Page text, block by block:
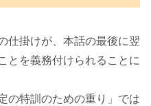
仕掛けが、本話の最後に翌
とを義務付けられることに
の特訓のための重り」では